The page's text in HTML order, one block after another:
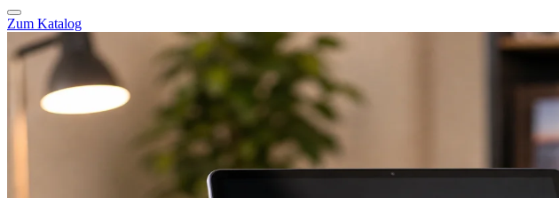
Zum Katalog